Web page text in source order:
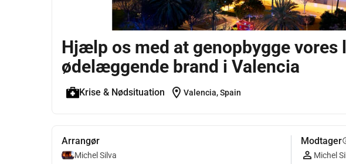
Hjælp os med at genopbygge vores
ødelæggende brand i Valencia
Krise & Nødsituation location_on Valencia, Spain
Arrangør
Michel Silva
Modtager
Michel